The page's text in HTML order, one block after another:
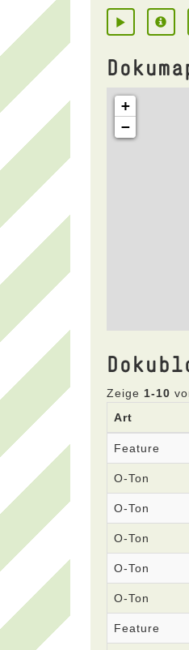
Zeige 1-10
Art
Feature
O-Ton
O-Ton
O-Ton
O-Ton
O-Ton
Feature